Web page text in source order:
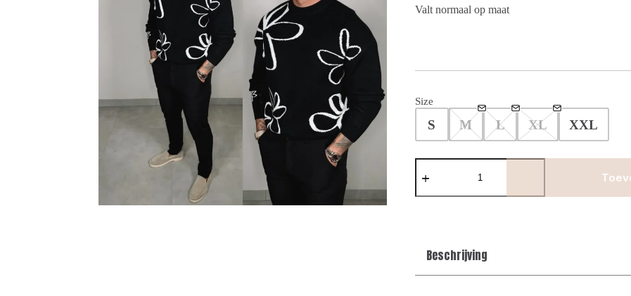
Valt normaal op maat
Size
S M L XL XXL
Sketch
Flower
-
Beschrijving